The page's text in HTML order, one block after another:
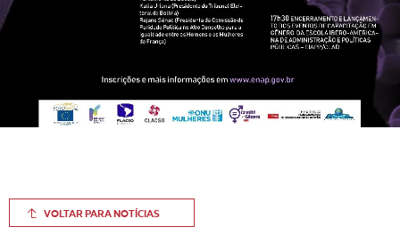
VOLTAR PARA NOTÍCIAS